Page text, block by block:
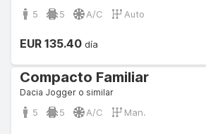
5 5 A/C Auto
EUR 135.40 día
Compacto Familiar
Dacia Jogger o similar
5 5 A/C Man.